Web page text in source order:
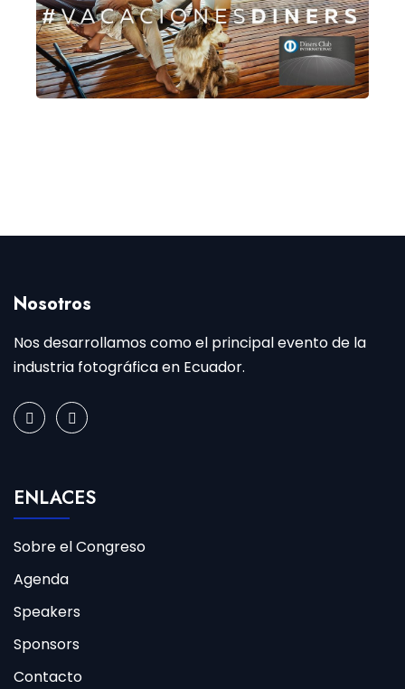
Nosotros
Nos desarrollamos como el principal evento de la
industria fotográfica en Ecuador.
ENLACES
Sobre el Congreso
Agenda
Speakers
Sponsors
Contacto